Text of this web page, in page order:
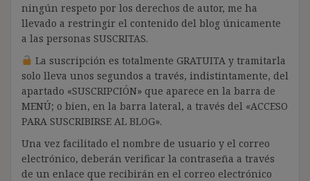
ningún respeto por los derechos de autor, me ha
llevado a restringir el contenido del blog únicamente
a las personas SUSCRITAS.
La suscripción es totalmente GRATUITA y tramitarla
solo lleva unos segundos a través, indistintamente, del
apartado «SUSCRIPCIÓN» que aparece en la barra de
MENÚ; o bien, en la barra lateral, a través del «ACCESO
PARA SUSCRIBIRSE AL BLOG».
Una vez facilitado el nombre de usuario y el correo
electrónico, deberán verificar la contraseña a través
de un enlace que recibirán en el correo electrónico